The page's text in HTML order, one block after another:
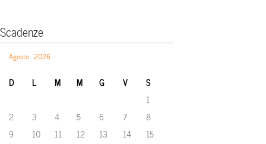
Scadenze
Agosto 2026
D L M M G V S
1
2
3 4 5 6 7
8
9
10 11 12 13 14
15